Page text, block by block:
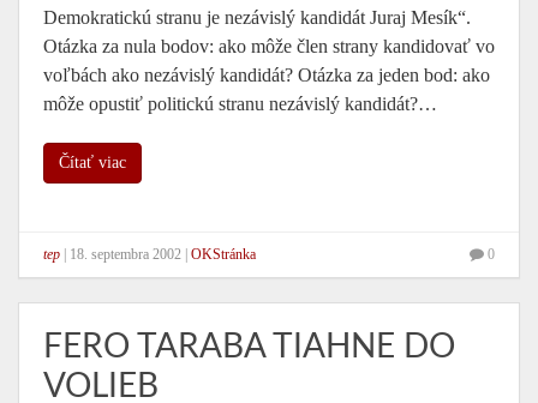
Demokratickú stranu je nezávislý kandidát Juraj Mesík“.
Otázka za nula bodov: ako môže člen strany kandidovať vo
voľbách ako nezávislý kandidát? Otázka za jeden bod: ako
môže opustiť politickú stranu nezávislý kandidát?…
Čítať viac
tep 18. septembra 2002 OKStránka 0
FERO TARABA TIAHNE DO
VOLIEB